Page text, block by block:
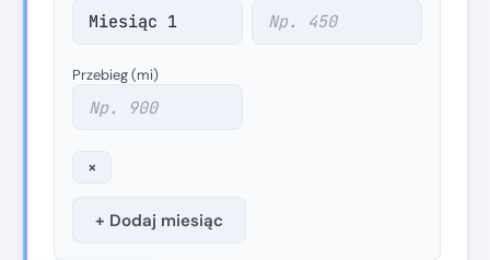
Przebieg (mi)
×
+ Dodaj miesiąc